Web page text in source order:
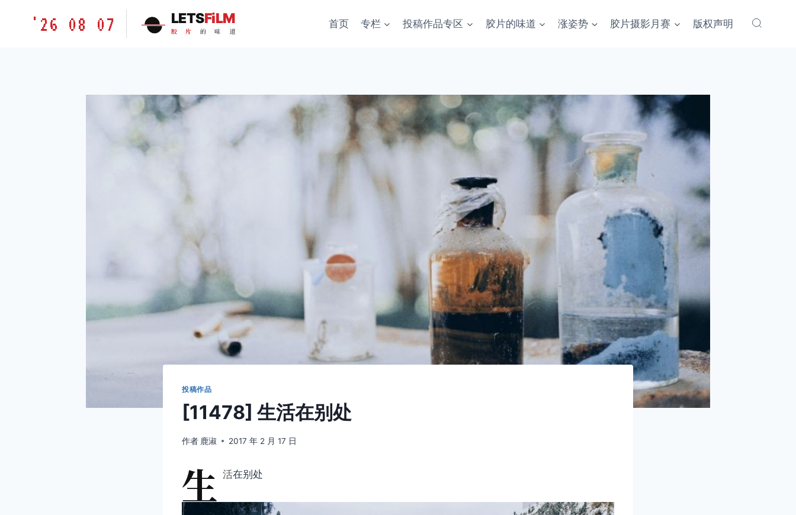
胶'26 08 07 LETSFiLM
胶 片 的 味 道
首页 专栏 投稿作品专区 胶片的味道 涨姿势 胶片摄影月赛 版权声明
投稿作品
[11478] 生活在别处
作者 鹿淑 2017 年 2 月 17 日
生 活在别处